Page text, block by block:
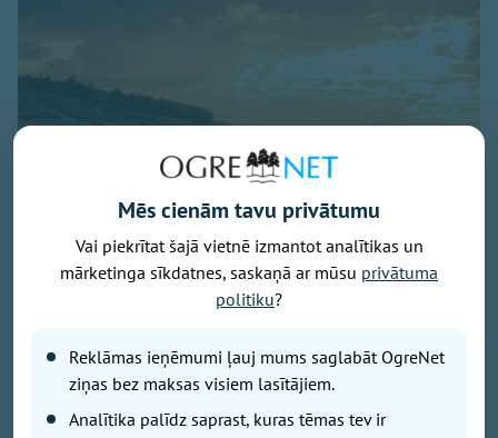
Baltijas jūra, foto - unsplash.com
Latvijā noslēdzies gada gaišākais ceturksnis un sākas
vasara sākās 7. maijā un beidzās 5. augustā, savukārt
tumšākie trīs mēneši jeb solārā ziema būs periods no
6. novembra līdz 4. februārim.
Mēs cienām tavu privātumu
Vai piekrītat šajā vietnē izmantot analītikas un
mārketinga sīkdatnes, saskaņā ar mūsu privātuma
politiku?
Reklāmas ieņēmumi ļauj mums saglabāt OgreNet
ziņas bez maksas visiem lasītājiem.
Analītika palīdz saprast, kuras tēmas tev ir